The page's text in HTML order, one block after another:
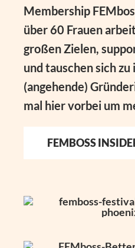
Membership
über 60 Frauen
großen Zielen,
und tauschen sich zu
(angehende)
mal hier vorbei um
FEMBOSS